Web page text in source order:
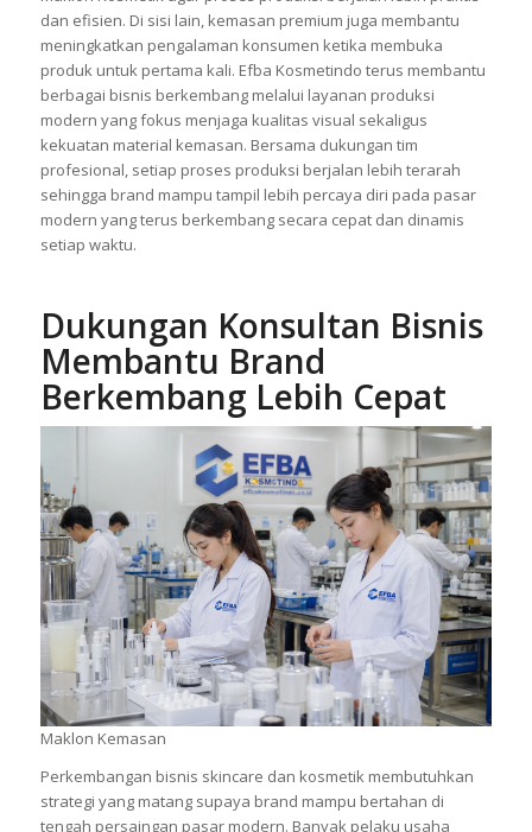
kemasan yang mampu menjaga bentuk dan tampilan produk
secara maksimal. Banyak brand akhirnya memilih layanan
Maklon Kosmetik agar proses produksi berjalan lebih praktis
dan efisien. Di sisi lain, kemasan premium juga membantu
meningkatkan pengalaman konsumen ketika membuka
produk untuk pertama kali. Efba Kosmetindo terus membantu
berbagai bisnis berkembang melalui layanan produksi
modern yang fokus menjaga kualitas visual sekaligus
kekuatan material kemasan. Bersama dukungan tim
profesional, setiap proses produksi berjalan lebih terarah
setiap waktu.
Dukungan Konsultan Bisnis
Membantu Brand
Berkembang Lebih Cepat
Maklon Kemasan